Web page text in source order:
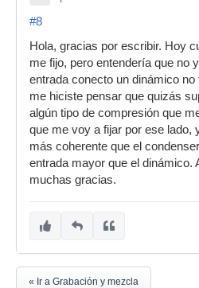
#8
Hola, gracias por escribir. Hoy
me fijo, pero entendería que no
entrada conecto un dinámico
me hiciste pensar que quizás
algún tipo de compresión que
que me voy a fijar por ese lado,
más coherente que el
entrada mayor que el dinámico.
muchas gracias.
« Ir a Grabación y mezcla